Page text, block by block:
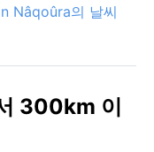
Nâqoûra의 날씨
300km 이